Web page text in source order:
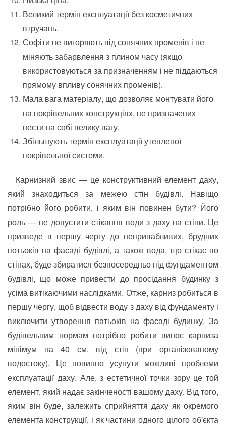
Великий термін експлуатації без косметичних
втручань.
Софіти не вигоряють від сонячних променів і не
міняють забарвлення з плином часу (якщо
використовуються за призначенням і не піддаються
прямому впливу сонячних променів).
Мала вага матеріалу, що дозволяє монтувати його
на покрівельних конструкціях, не призначених
нести на собі велику вагу.
Збільшують термін експлуатації утепленої
покрівельної системи.
Карнизний звис — це конструктивний елемент даху,
який знаходиться за межею стін будівлі. Навіщо
потрібно його робити, і яким він повинен бути? Його
роль — не допустити стікання води з даху на стіни. Це
призведе в першу чергу до непривабливих, брудних
потьоків на фасаді будівлі, а також вода, що стікає по
стінах, буде збиратися безпосередньо під фундаментом
будівлі, що може привести до просідання будинку з
усіма витікаючими наслідками. Отже, карниз робиться в
першу чергу, щоб відвести воду з даху від фундаменту і
виключити утворення патьоків на фасаді будинку. За
будівельним нормам потрібно робити винос карниза
мінімум на 40 см. від стін (при організованому
водостоку). Це повинно усунути можливі проблеми
експлуатації даху. Але, з естетичної точки зору це той
елемент, який надає закінченості вашому даху. Від того,
яким він буде, залежить сприйняття даху як окремого
елемента конструкції, і як частини одного цілого об'єкта